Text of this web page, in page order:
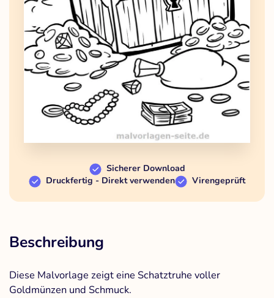
Sicherer Download
Druckfertig - Direkt verwenden
Virengeprüft
Beschreibung
Diese Malvorlage zeigt eine Schatztruhe voller
Goldmünzen und Schmuck.